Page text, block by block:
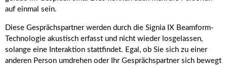
auf einmal sein.
Diese Gesprächspartner werden durch die Signia IX Beamform-
Technologie akustisch erfasst und nicht wieder losgelassen,
solange eine Interaktion stattfindet. Egal, ob Sie sich zu einer
anderen Person umdrehen oder Ihr Gesprächspartner sich bewegt